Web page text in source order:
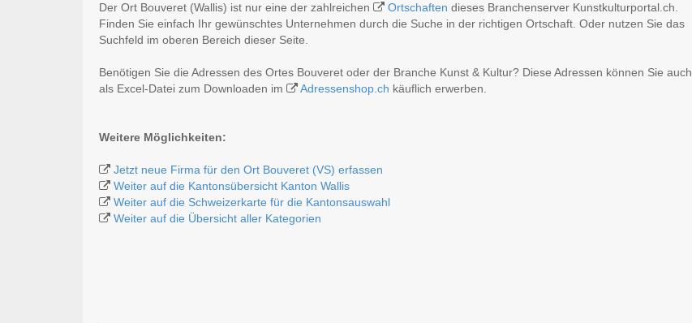
Der Ort Bouveret (Wallis) ist nur eine der zahlreichen Ortschaften dieses Branchenserver Kunstkulturportal.ch.
Finden Sie einfach Ihr gewünschtes Unternehmen durch die Suche in der richtigen Ortschaft. Oder nutzen Sie das
Suchfeld im oberen Bereich dieser Seite.
Benötigen Sie die Adressen des Ortes Bouveret oder der Branche Kunst & Kultur? Diese Adressen können Sie auch
als Excel-Datei zum Downloaden im
Adressenshop.ch käuflich erwerben.
Weitere Möglichkeiten:
Jetzt neue Firma für den Ort Bouveret (VS) erfassen
Weiter auf die Kantonsübersicht Kanton Wallis
Weiter auf die Schweizerkarte für die Kantonsauswahl
Weiter auf die Übersicht aller Kategorien